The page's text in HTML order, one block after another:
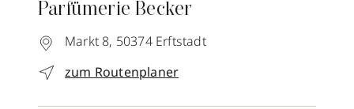
Parfümerie Becker
Markt 8, 50374 Erftstadt
zum Routenplaner